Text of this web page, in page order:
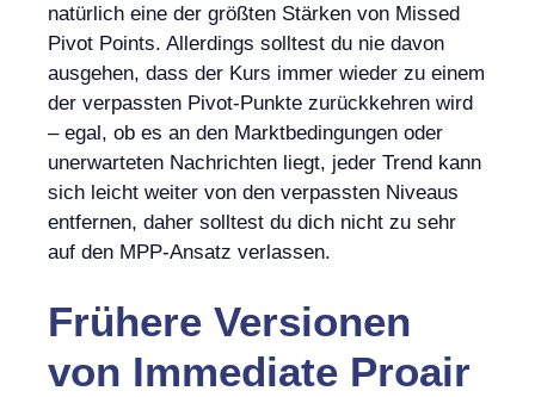
natürlich eine der größten Stärken von Missed
Pivot Points. Allerdings solltest du nie davon
ausgehen, dass der Kurs immer wieder zu einem
der verpassten Pivot-Punkte zurückkehren wird
– egal, ob es an den Marktbedingungen oder
unerwarteten Nachrichten liegt, jeder Trend kann
sich leicht weiter von den verpassten Niveaus
entfernen, daher solltest du dich nicht zu sehr
auf den MPP-Ansatz verlassen.
Frühere Versionen
von Immediate Proair